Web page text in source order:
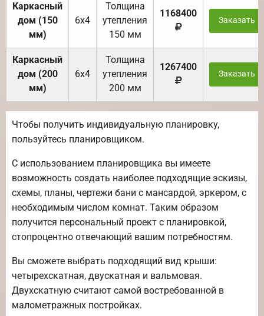
Каркасный
дом (150
мм)
6х4
Толщина
утепления
150 мм
1168400
Заказать
Каркасный
дом (200
мм)
6х4
Толщина
утепления
200 мм
1267400
Заказать
Чтобы получить индивидуальную планировку,
пользуйтесь планировщиком.
С использованием планировщика вы имеете
возможность создать наиболее подходящие эскизы,
схемы, планы, чертежи бани с мансардой, эркером, с
необходимым числом комнат. Таким образом
получится персональный проект с планировкой,
стопроцентно отвечающий вашим потребностям.
Вы сможете выбрать подходящий вид крыши:
четырехскатная, двускатная и вальмовая.
Двухскатную считают самой востребованной в
малометражных постройках.